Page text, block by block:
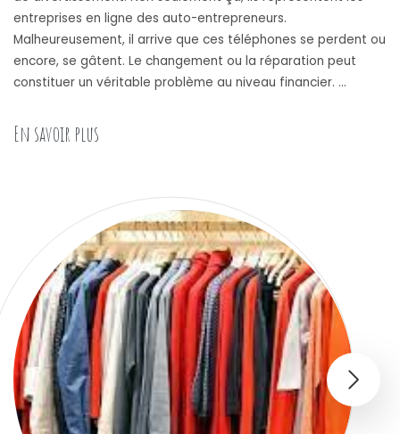
entreprises en ligne des auto-entrepreneurs.
Malheureusement, il arrive que ces téléphones se perdent ou
encore, se gâtent. Le changement ou la réparation peut
constituer un véritable problème au niveau financier. …
En savoir plus